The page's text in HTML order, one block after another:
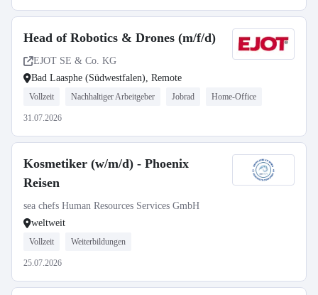
Head of Robotics & Drones (m/f/d)
EJOT SE & Co. KG
Bad Laasphe (Südwestfalen), Remote
Vollzeit Nachhaltiger Arbeitgeber Jobrad Home-Office
31.07.2026
Kosmetiker (w/m/d) - Phoenix
Reisen
sea chefs Human Resources Services GmbH
weltweit
Vollzeit Weiterbildungen
25.07.2026